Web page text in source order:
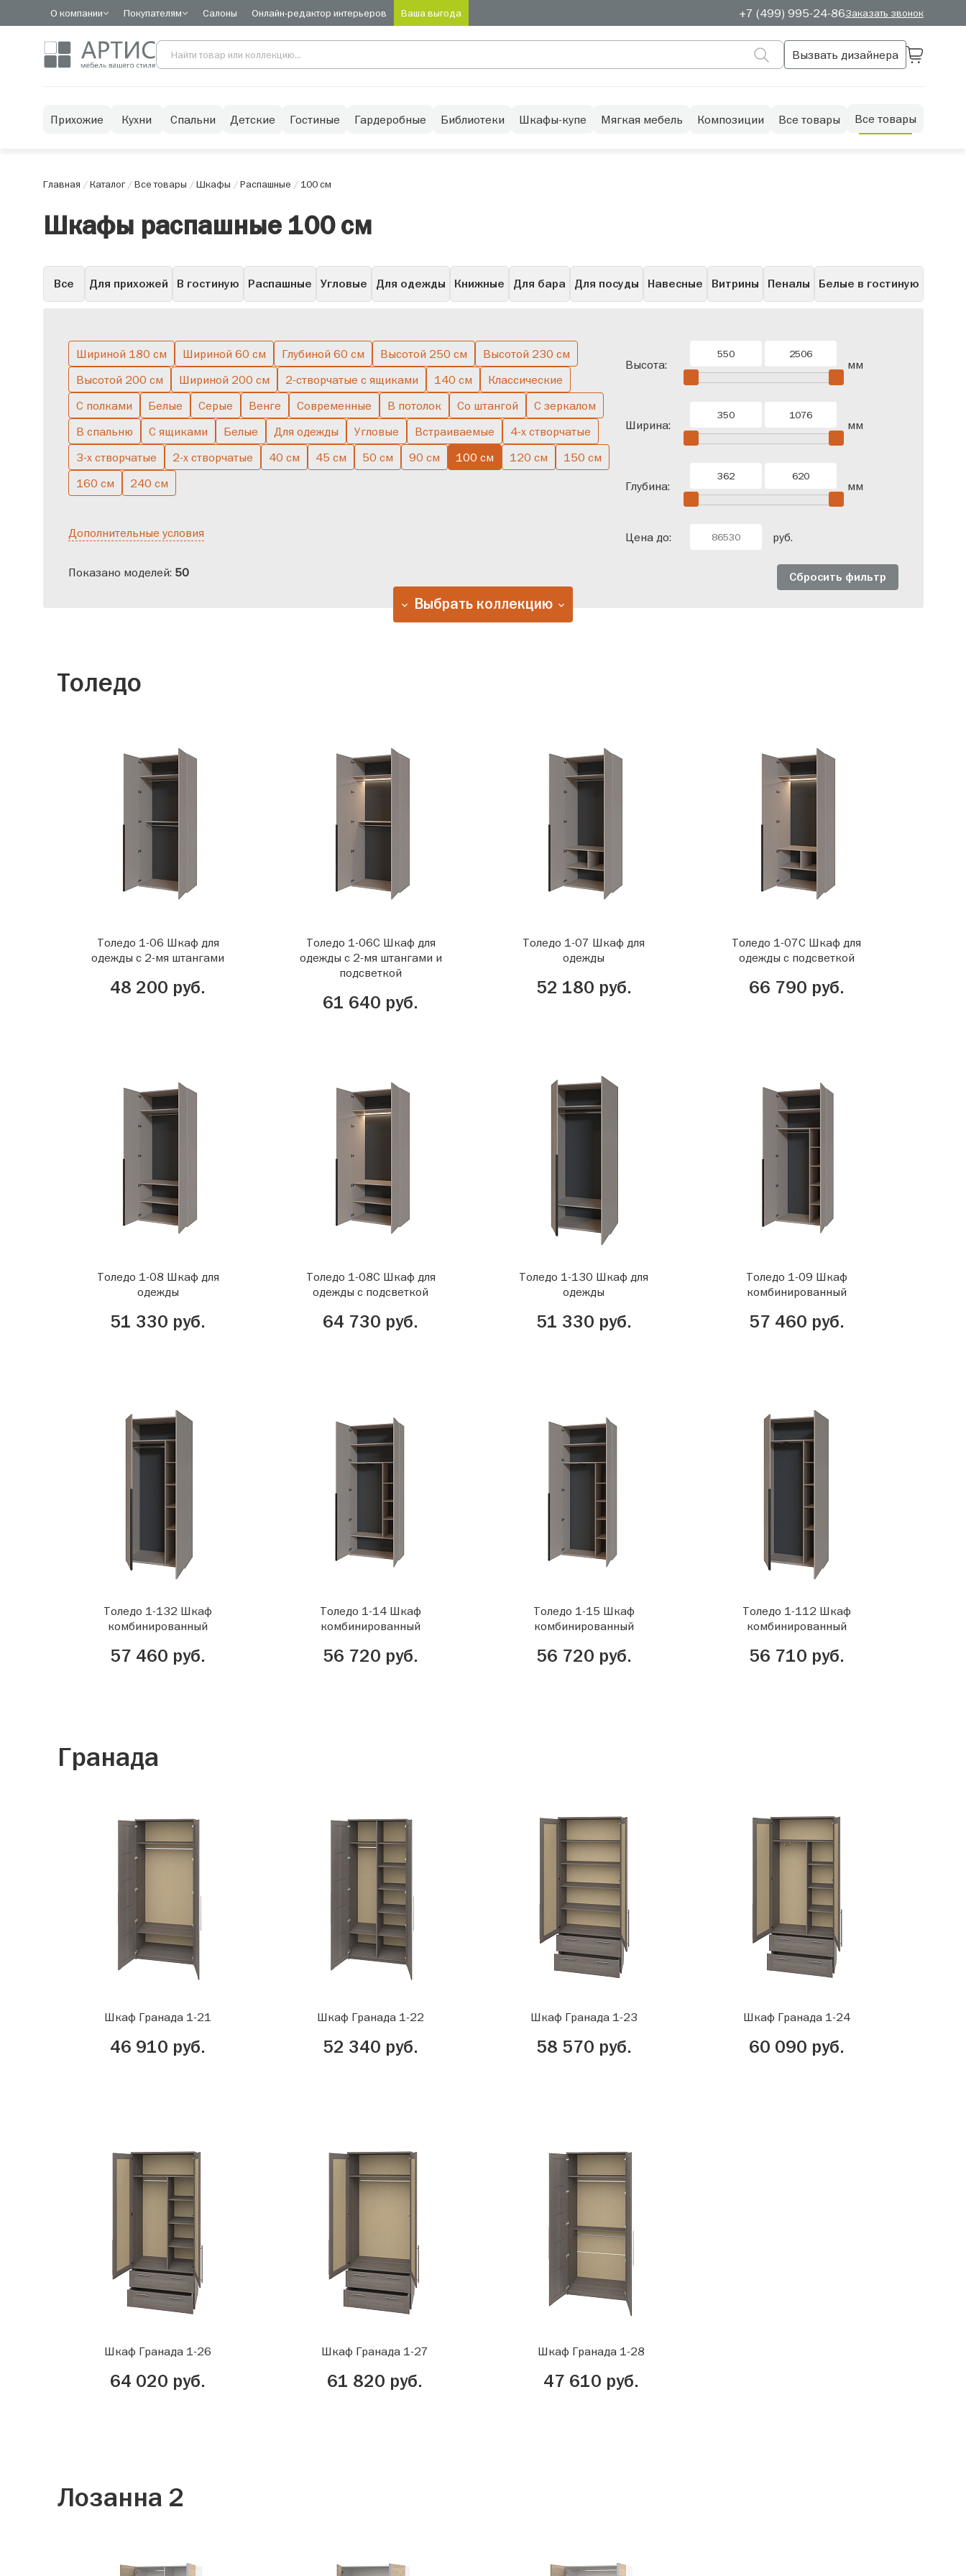
О компании Покупателям Салоны Онлайн-редактор интерьеров Ваша выгода +7 (499) 995-24-86Заказать звонок
Вызвать дизайнера
Прихожие Кухни Спальни Детские Гостиные Гардеробные Библиотеки Шкафы-купе Мягкая мебель Композиции Все товары Все товары
Главная /Каталог/Все товары /Шкафы /Распашные / 100 см
Шкафы распашные 100 см
Все Для прихожей В гостиную Распашные Угловые Для одежды Книжные Для бара Для посуды Навесные Витрины Пеналы Белые в гостиную
Большие Двухстворчатые В спальню Со штангой
Шириной 180 см Шириной 60 см Глубиной 60 см Высотой 250 см
Высотой 230 см
Высотой 200 см
Шириной 200 см 2-створчатые с ящиками 140 см
Классические
С полками
Белые Серые Венге Современные В потолок Со штангой
С зеркалом
В спальню
С ящиками Белые Для одежды Угловые Встраиваемые
4-х створчатые
3-х створчатые
2-х створчатые 40 см 45 см 50 см 90 см 100 см 120 см
150 см
160 см
240 см
Дополнительные условия
Высота: мм
Ширина: мм
Глубина: мм
Цена до: руб.
Показано моделей: 50 Сбросить фильтр
Выбрать коллекцию
Толедо
Толедо 1-06 Шкаф для
одежды с 2-мя штангами
48 200 руб.
Толедо 1-06С Шкаф для
одежды с 2-мя штангами и
подсветкой
61 640 руб.
Толедо 1-07 Шкаф для
одежды
52 180 руб.
Толедо 1-07С Шкаф для
одежды с подсветкой
66 790 руб.
Толедо 1-08 Шкаф для
одежды
51 330 руб.
Толедо 1-08С Шкаф для
одежды с подсветкой
64 730 руб.
Толедо 1-130 Шкаф для
одежды
51 330 руб.
Толедо 1-09 Шкаф
комбинированный
57 460 руб.
Толедо 1-132 Шкаф
комбинированный
57 460 руб.
Толедо 1-14 Шкаф
комбинированный
56 720 руб.
Толедо 1-15 Шкаф
комбинированный
56 720 руб.
Толедо 1-112 Шкаф
комбинированный
56 710 руб.
Гранада
Шкаф Гранада 1-21
46 910 руб.
Шкаф Гранада 1-22
52 340 руб.
Шкаф Гранада 1-23
58 570 руб.
Шкаф Гранада 1-24
60 090 руб.
Шкаф Гранада 1-26
64 020 руб.
Шкаф Гранада 1-27
61 820 руб.
Шкаф Гранада 1-28
47 610 руб.
Лозанна 2